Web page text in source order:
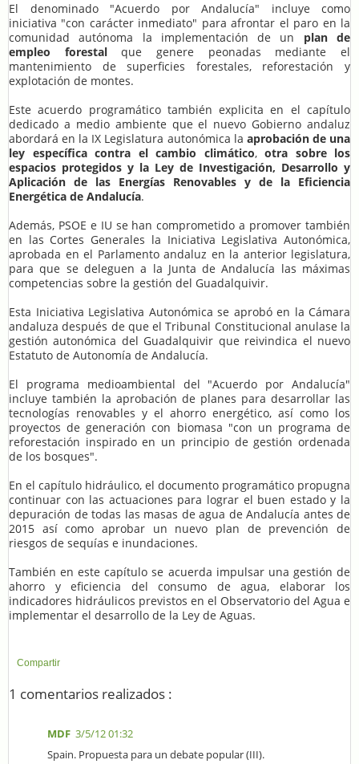
El denominado "Acuerdo por Andalucía" incluye como
iniciativa "con carácter inmediato" para afrontar el paro en la
comunidad autónoma la implementación de un plan de
empleo forestalque genere peonadas mediante el
mantenimiento de superficies forestales, reforestación y
explotación de montes.
Este acuerdo programático también explicita en el capítulo
dedicado a medio ambiente que el nuevo Gobierno andaluz
abordará en la IX Legislatura autonómica la aprobación de una
ley específica contra el cambio climático, otra sobre los
espacios protegidos y la Ley de Investigación, Desarrollo y
Aplicación de las Energías Renovables y de la Eficiencia
Energética de Andalucía.
Además, PSOE e IU se han comprometido a promover también
en las Cortes Generales la Iniciativa Legislativa Autonómica,
aprobada en el Parlamento andaluz en la anterior legislatura,
para que se deleguen a la Junta de Andalucía las máximas
competencias sobre la gestión del Guadalquivir.
Esta Iniciativa Legislativa Autonómica se aprobó en la Cámara
andaluza después de que el Tribunal Constitucional anulase la
gestión autonómica del Guadalquivir que reivindica el nuevo
Estatuto de Autonomía de Andalucía.
El programa medioambiental del "Acuerdo por Andalucía"
incluye también la aprobación de planes para desarrollar las
tecnologías renovables y el ahorro energético, así como los
proyectos de generación con biomasa "con un programa de
reforestación inspirado en un principio de gestión ordenada
de los bosques".
En el capítulo hidráulico, el documento programático propugna
continuar con las actuaciones para lograr el buen estado y la
depuración de todas las masas de agua de Andalucía antes de
2015 así como aprobar un nuevo plan de prevención de
riesgos de sequías e inundaciones.
También en este capítulo se acuerda impulsar una gestión de
ahorro y eficiencia del consumo de agua, elaborar los
indicadores hidráulicos previstos en el Observatorio del Agua e
implementar el desarrollo de la Ley de Aguas.
Compartir
1 comentarios realizados :
MDF 3/5/12 01:32
Spain. Propuesta para un debate popular (III).